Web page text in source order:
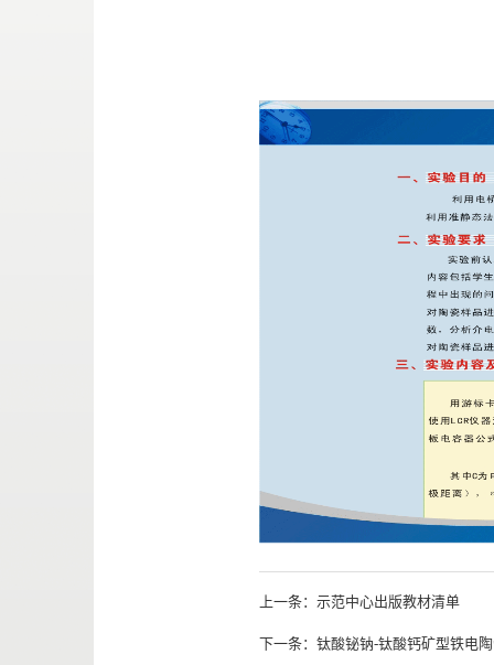
上一条： 示范中心出版教材清单
下一条： 钛酸铋钠-钛酸钙矿型铁电